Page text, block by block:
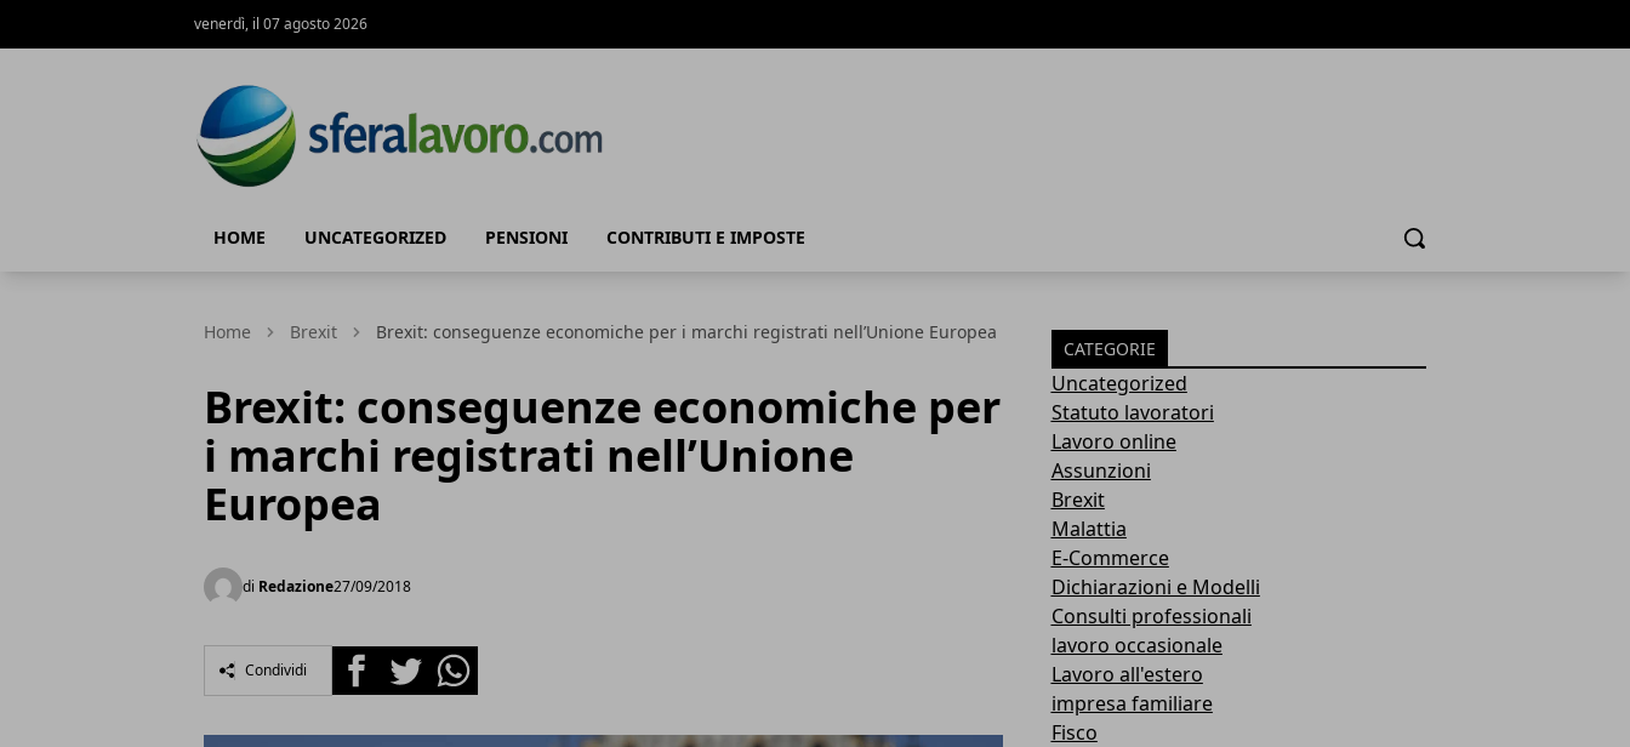
venerdì, il 07 agosto 2026
HOME UNCATEGORIZED PENSIONI CONTRIBUTI E IMPOSTE Cerca
Home Brexit Brexit: conseguenze economiche per i marchi registrati nell’Unione Europea
Brexit: conseguenze economiche per
i marchi registrati nell’Unione
Europea
di Redazione27/09/2018
Condividi FacebookTwitterWhatsapp
CATEGORIE
Uncategorized
Statuto lavoratori
Lavoro online
Assunzioni
Brexit
Malattia
E-Commerce
Dichiarazioni e Modelli
Consulti professionali
lavoro occasionale
Lavoro all'estero
impresa familiare
Fisco